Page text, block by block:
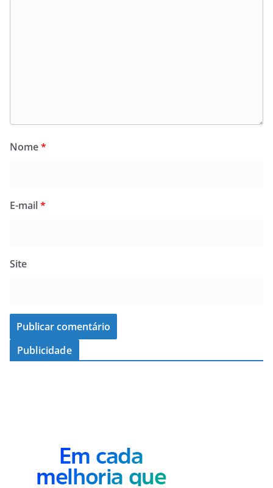
Nome*
E-mail*
Site
Publicidade